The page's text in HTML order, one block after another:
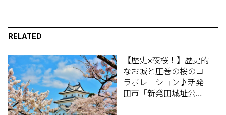
RELATED
【歴史×夜桜！】歴史的
なお城と圧巻の桜のコ
ラボレーション♪新発
田市「新発田城址公